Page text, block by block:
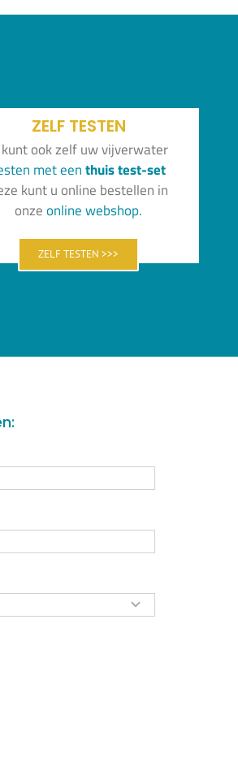
ZELF TESTEN
ook zelf uw vijverwater
en meteenthuistest-set
kunt u online bestellen in
onzeonlinewebshop.
ZELF TESTEN >>>